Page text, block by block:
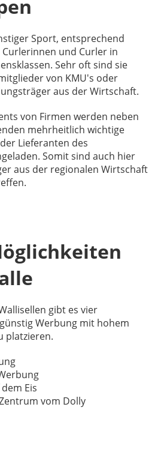
Sport, entsprechend
und Curler in
Sehr oft sind sie
von KMU's oder
aus der Wirtschaft.
von Firmen werden neben
mehrheitlich wichtige
Lieferanten des
Somit sind auch hier
aus der regionalen Wirtschaft
gibt es vier
Werbung mit hohem
platzieren.
Eis
vom Dolly